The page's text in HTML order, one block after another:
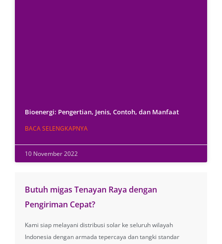
Bioenergi: Pengertian, Jenis, Contoh, dan Manfaat
BACA SELENGKAPNYA
10 November 2022
Butuh migas Tenayan Raya dengan
Pengiriman Cepat?
Kami siap melayani distribusi solar ke seluruh wilayah
Indonesia dengan armada tepercaya dan tangki standar